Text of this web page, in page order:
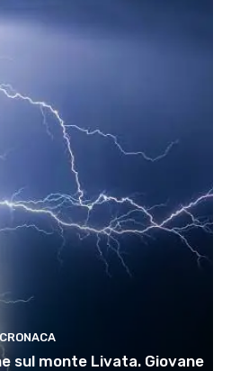
CRONACA
sul monte Livata. Giovane